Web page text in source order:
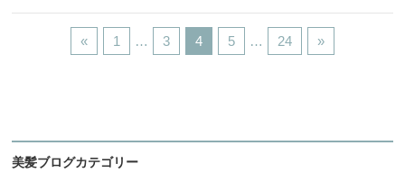
« 1 … 3 4 5 … 24 »
美髪ブログカテゴリー